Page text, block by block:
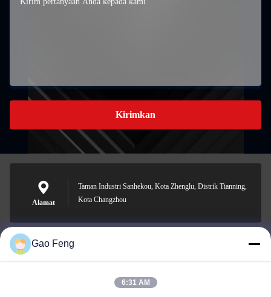
Kirimkan
Alamat
Taman Industri Sanhekou, Kota Zhenglu, Distrik Tianning,
Kota Changzhou
suli@sulidry.com
Gao Feng
6:31 AM